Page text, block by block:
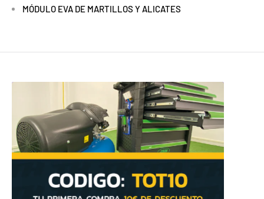
MÓDULO EVA DE MARTILLOS Y ALICATES